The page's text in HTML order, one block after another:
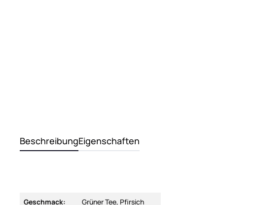
BeschreibungEigenschaften
Geschmack: Grüner Tee, Pfirsich